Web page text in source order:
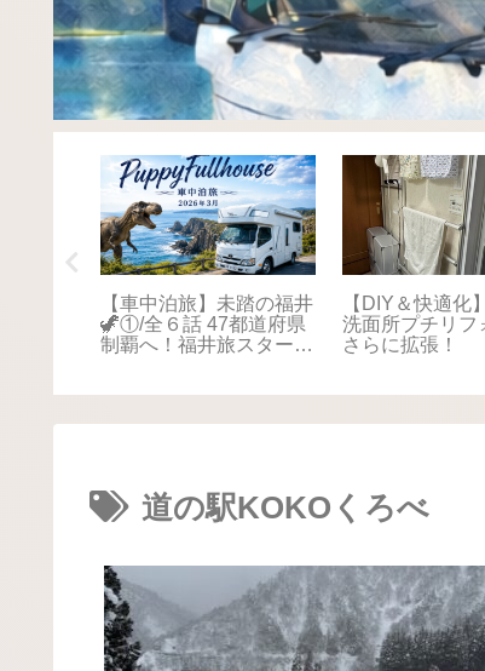
【車中泊旅】未踏の福井
🦖①/全６話 47都道府県
制覇へ！福井旅スタート
【DIY＆快適化
洗面所プチリフ
さらに拡張！
道の駅KOKOくろべ